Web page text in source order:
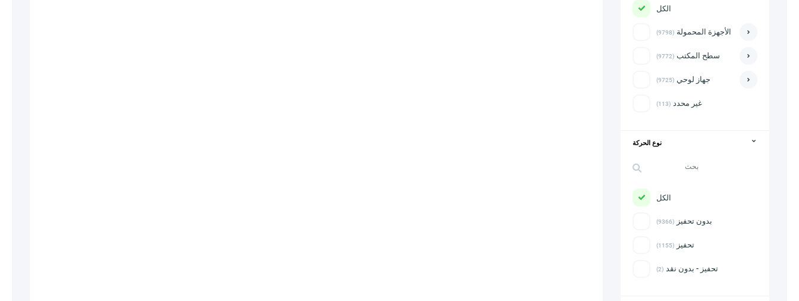
الكل
الأجهزة المحمولة (9798)
سطح المكتب (9772)
جهاز لوحي (9725)
غير محدد (113)
نوع الحركة
الكل
بدون تحفيز (9366)
تحفيز (1155)
تحفيز - بدون نقد (2)